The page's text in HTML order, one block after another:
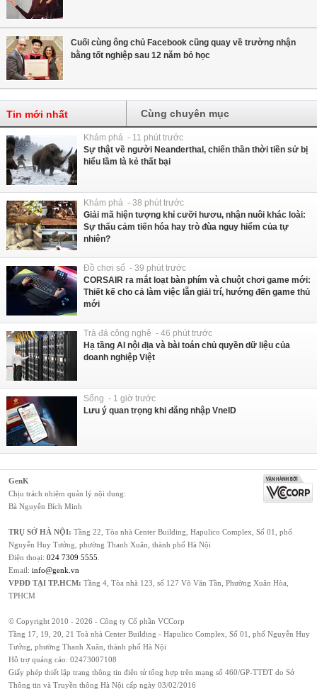
Cuối cùng ông chủ Facebook cũng quay về trường nhận
bằng tốt nghiệp sau 12 năm bỏ học
Tin mới nhất Cùng chuyên mục
Khám phá - 11 phút trước
Sự thật về người Neanderthal, chiến thần thời tiền sử bị
hiểu lầm là kẻ thất bại
Khám phá - 38 phút trước
Giải mã hiện tượng khỉ cưỡi hươu, nhận nuôi khác loài:
Sự thấu cảm tiến hóa hay trò đùa nguy hiểm của tự
nhiên?
Đồ chơi số - 39 phút trước
CORSAIR ra mắt loạt bàn phím và chuột chơi game mới:
Thiết kế cho cả làm việc lẫn giải trí, hướng đến game thủ
mới
Trà đá công nghệ - 46 phút trước
Hạ tầng AI nội địa và bài toán chủ quyền dữ liệu của
doanh nghiệp Việt
Sống - 1 giờ trước
Lưu ý quan trọng khi đăng nhập VneID
GenK
Chịu trách nhiệm quản lý nội dung:
Bà Nguyễn Bích Minh
TRỤ SỞ HÀ NỘI: Tầng 22, Tòa nhà Center Building, Hapulico Complex, Số 01, phố
Nguyễn Huy Tưởng, phường Thanh Xuân, thành phố Hà Nội
Điện thoại: 024 7309 5555
Email: info@genk.vn
VPĐD TẠI TP.HCM: Tầng 4, Tòa nhà 123, số 127 Võ Văn Tần, Phường Xuân Hòa,
TPHCM
© Copyright 2010 - 2026 - Công ty Cổ phần VCCorp
Tầng 17, 19, 20, 21 Toà nhà Center Building - Hapulico Complex, Số 01, phố Nguyễn Huy
Tưởng, phường Thanh Xuân, thành phố Hà Nội
Hỗ trợ quảng cáo: 02473007108
Giấy phép thiết lập trang thông tin điện tử tổng hợp trên mạng số 460/GP-TTĐT do Sở
Thông tin và Truyền thông Hà Nội cấp ngày 03/02/2016